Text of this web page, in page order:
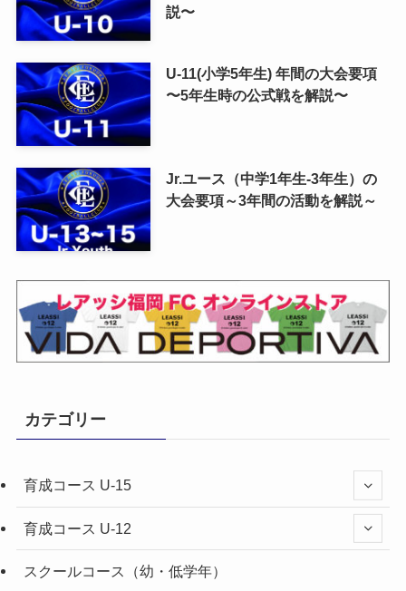
説〜
U-11(小学5年生) 年間の大会要項
〜5年生時の公式戦を解説〜
Jr.ユース（中学1年生-3年生）の
大会要項～3年間の活動を解説～
カテゴリー
育成コース U-15
育成コース U-12
スクールコース（幼・低学年）